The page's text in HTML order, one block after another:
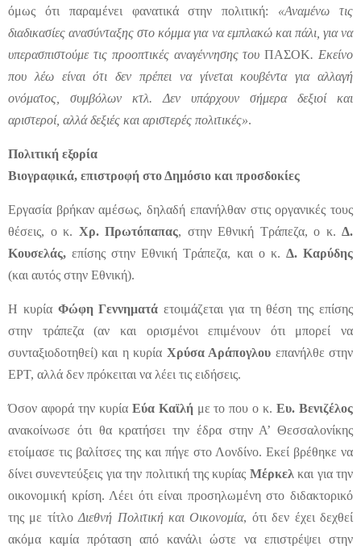
όμως ότι παραμένει φανατικά στην πολιτική: «Αναμένω τις
διαδικασίες ανασύνταξης στο κόμμα για να εμπλακώ και πάλι, για να
υπερασπιστούμε τις προοπτικές αναγέννησης τουΠΑΣΟΚ. Εκείνο
που λέω είναι ότι δεν πρέπει να γίνεται κουβέντα για αλλαγή
ονόματος, συμβόλων κτλ. Δεν υπάρχουν σήμερα δεξιοί και
αριστεροί, αλλά δεξιές και αριστερές πολιτικές».
Πολιτική εξορία
Βιογραφικά, επιστροφή στο Δημόσιο και προσδοκίες
Εργασία βρήκαν αμέσως, δηλαδή επανήλθαν στις οργανικές τους
θέσεις, ο κ. Χρ. Πρωτόπαπας, στην Εθνική Τράπεζα, ο κ. Δ.
Κουσελάς, επίσης στην Εθνική Τράπεζα, και ο κ. Δ. Καρύδης
(και αυτός στην Εθνική).
Η κυρία Φώφη Γεννηματά ετοιμάζεται για τη θέση της επίσης
στην τράπεζα (αν και ορισμένοι επιμένουν ότι μπορεί να
συνταξιοδοτηθεί) και η κυρία Χρύσα Αράπογλου επανήλθε στην
ΕΡΤ, αλλά δεν πρόκειται να λέει τις ειδήσεις.
Όσον αφορά την κυρία Εύα Καϊλή με το που ο κ.Ευ. Βενιζέλος
ανακοίνωσε ότι θα κρατήσει την έδρα στην Α’ Θεσσαλονίκης
ετοίμασε τις βαλίτσες της και πήγε στο Λονδίνο. Εκεί βρέθηκε να
δίνει συνεντεύξεις για την πολιτική της κυρίας Μέρκελ και για την
οικονομική κρίση. Λέει ότι είναι προσηλωμένη στο διδακτορικό
της με τίτλοΔιεθνή Πολιτική και Οικονομία, ότι δεν έχει δεχθεί
ακόμα καμία πρόταση από κανάλι ώστε να επιστρέψει στην